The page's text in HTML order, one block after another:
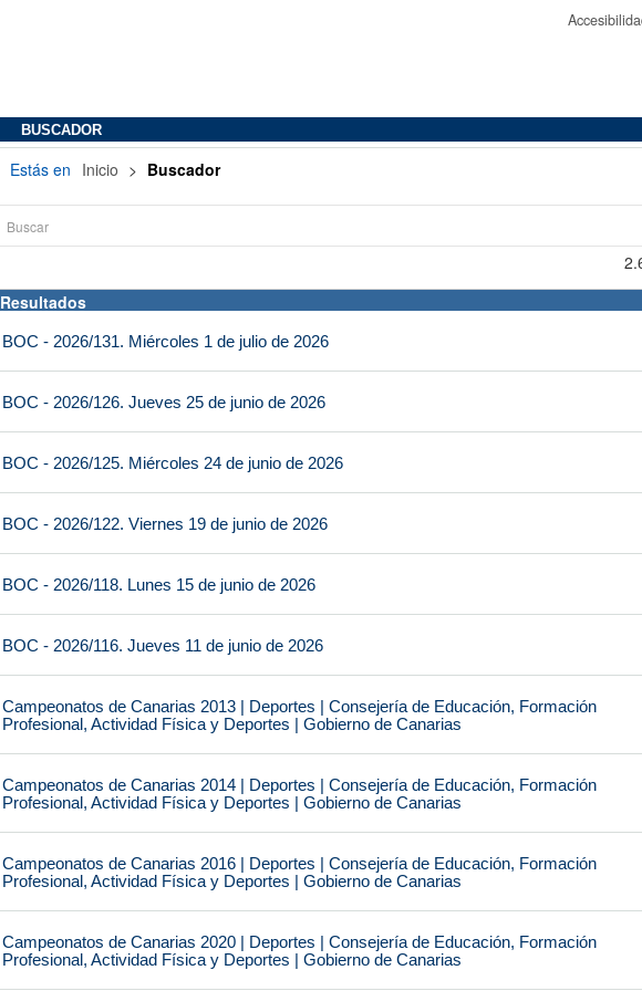
BUSCADOR
Estás en Inicio > Buscador
Resultados
BOC - 2026/131. Miércoles 1 de julio de 2026
BOC - 2026/126. Jueves 25 de junio de 2026
BOC - 2026/125. Miércoles 24 de junio de 2026
BOC - 2026/122. Viernes 19 de junio de 2026
BOC - 2026/118. Lunes 15 de junio de 2026
BOC - 2026/116. Jueves 11 de junio de 2026
Campeonatos de Canarias 2013 | Deportes | Consejería de Educación, Formación
Profesional, Actividad Física y Deportes | Gobierno de Canarias
Campeonatos de Canarias 2014 | Deportes | Consejería de Educación, Formación
Profesional, Actividad Física y Deportes | Gobierno de Canarias
Campeonatos de Canarias 2016 | Deportes | Consejería de Educación, Formación
Profesional, Actividad Física y Deportes | Gobierno de Canarias
Campeonatos de Canarias 2020 | Deportes | Consejería de Educación, Formación
Profesional, Actividad Física y Deportes | Gobierno de Canarias